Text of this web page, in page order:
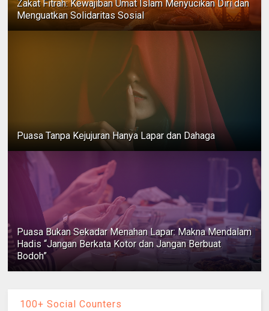
Zakat Fitrah: Kewajiban Umat Islam Menyucikan Diri dan
Menguatkan Solidaritas Sosial
Puasa Tanpa Kejujuran Hanya Lapar dan Dahaga
Puasa Bukan Sekadar Menahan Lapar: Makna Mendalam
Hadis “Jangan Berkata Kotor dan Jangan Berbuat
Bodoh”
100+ Social Counters